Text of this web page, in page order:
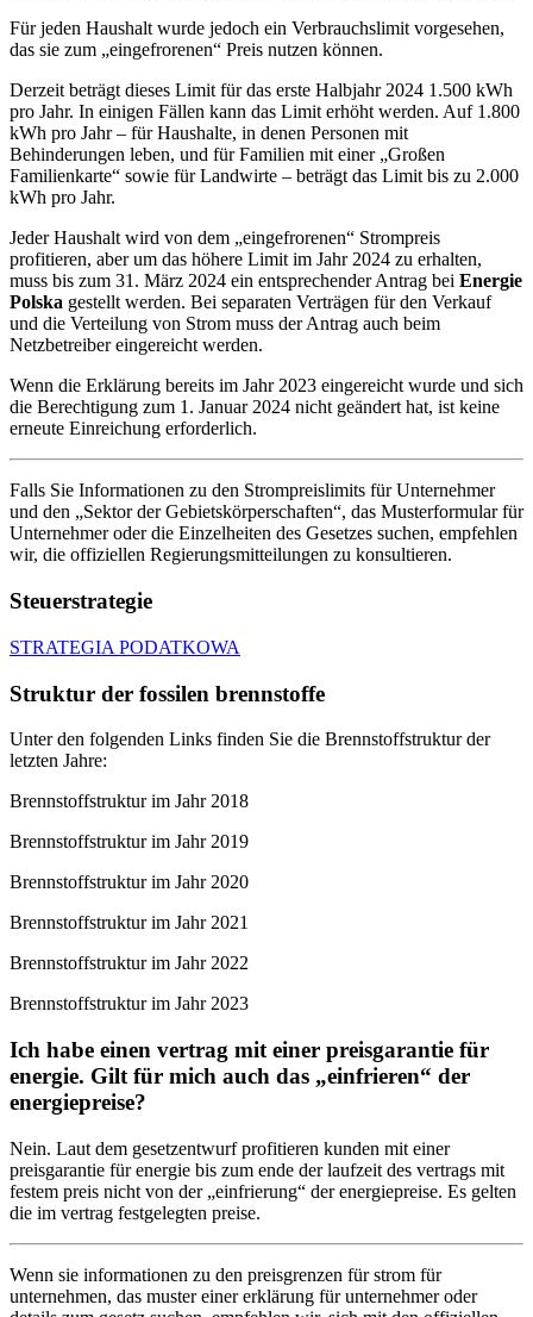
Für jeden Haushalt wurde jedoch ein Verbrauchslimit vorgesehen,
das sie zum „eingefrorenen“ Preis nutzen können.
Derzeit beträgt dieses Limit für das erste Halbjahr 2024 1.500 kWh
pro Jahr. In einigen Fällen kann das Limit erhöht werden. Auf 1.800
kWh pro Jahr – für Haushalte, in denen Personen mit
Behinderungen leben, und für Familien mit einer „Großen
Familienkarte“ sowie für Landwirte – beträgt das Limit bis zu 2.000
kWh pro Jahr.
Jeder Haushalt wird von dem „eingefrorenen“ Strompreis
profitieren, aber um das höhere Limit im Jahr 2024 zu erhalten,
muss bis zum 31. März 2024 ein entsprechender Antrag bei Energie
Polska gestellt werden. Bei separaten Verträgen für den Verkauf
und die Verteilung von Strom muss der Antrag auch beim
Netzbetreiber eingereicht werden.
Wenn die Erklärung bereits im Jahr 2023 eingereicht wurde und sich
die Berechtigung zum 1. Januar 2024 nicht geändert hat, ist keine
erneute Einreichung erforderlich.
Falls Sie Informationen zu den Strompreislimits für Unternehmer
und den „Sektor der Gebietskörperschaften“, das Musterformular für
Unternehmer oder die Einzelheiten des Gesetzes suchen, empfehlen
wir, die offiziellen Regierungsmitteilungen zu konsultieren.
Steuerstrategie
STRATEGIA PODATKOWA
Struktur der fossilen brennstoffe
Unter den folgenden Links finden Sie die Brennstoffstruktur der
letzten Jahre:
Brennstoffstruktur im Jahr 2018
Brennstoffstruktur im Jahr 2019
Brennstoffstruktur im Jahr 2020
Brennstoffstruktur im Jahr 2021
Brennstoffstruktur im Jahr 2022
Brennstoffstruktur im Jahr 2023
Ich habe einen vertrag mit einer preisgarantie für
energie. Gilt für mich auch das „einfrieren“ der
energiepreise?
Nein. Laut dem gesetzentwurf profitieren kunden mit einer
preisgarantie für energie bis zum ende der laufzeit des vertrags mit
festem preis nicht von der „einfrierung“ der energiepreise. Es gelten
die im vertrag festgelegten preise.
Wenn sie informationen zu den preisgrenzen für strom für
unternehmen, das muster einer erklärung für unternehmer oder